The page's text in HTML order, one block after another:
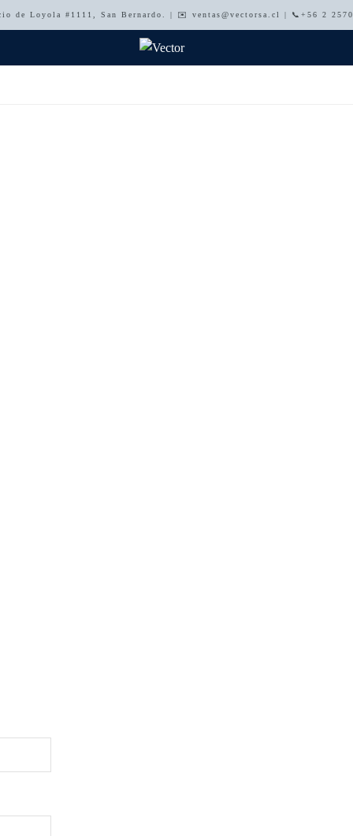
de Loyola #1111, San Bernardo. | ✉️ ventas@vectorsa.cl | 📞+56 2